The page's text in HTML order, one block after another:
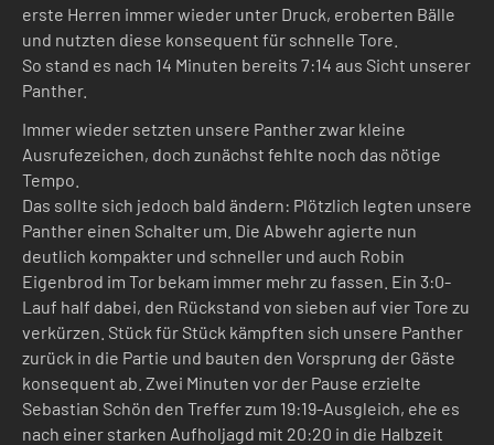
erste Herren immer wieder unter Druck, eroberten Bälle
und nutzten diese konsequent für schnelle Tore.
So stand es nach 14 Minuten bereits 7:14 aus Sicht unserer
Panther.
Immer wieder setzten unsere Panther zwar kleine
Ausrufezeichen, doch zunächst fehlte noch das nötige
Tempo.
Das sollte sich jedoch bald ändern: Plötzlich legten unsere
Panther einen Schalter um. Die Abwehr agierte nun
deutlich kompakter und schneller und auch Robin
Eigenbrod im Tor bekam immer mehr zu fassen. Ein 3:0-
Lauf half dabei, den Rückstand von sieben auf vier Tore zu
verkürzen. Stück für Stück kämpften sich unsere Panther
zurück in die Partie und bauten den Vorsprung der Gäste
konsequent ab. Zwei Minuten vor der Pause erzielte
Sebastian Schön den Treffer zum 19:19-Ausgleich, ehe es
nach einer starken Aufholjagd mit 20:20 in die Halbzeit